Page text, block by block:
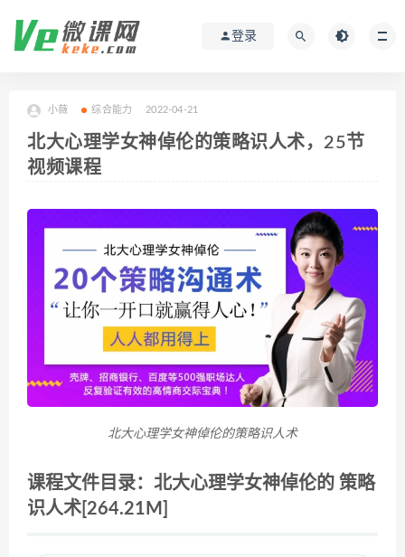
登录
小薇 综合能力 2022-04-21
北大心理学女神倬伦的策略识人术，25节
视频课程
北大心理学女神倬伦的策略识人术
课程文件目录：北大心理学女神倬伦的 策略
识人术[264.21M]